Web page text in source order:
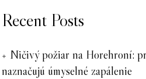
Recent Posts
Ničivý požiar na Horehroní:
naznačujú úmyselné zapálenie